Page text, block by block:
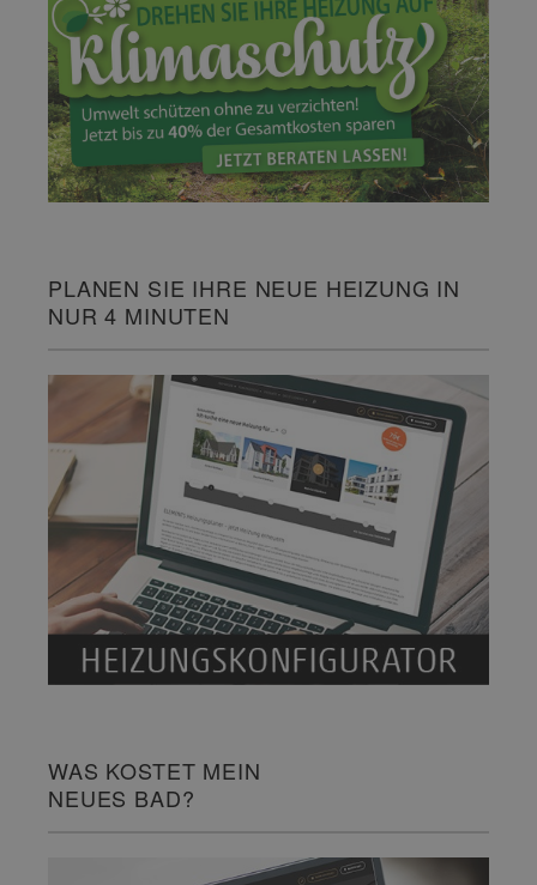
PLANEN SIE IHRE NEUE HEIZUNG IN
NUR 4 MINUTEN
WAS KOSTET MEIN
NEUES BAD?